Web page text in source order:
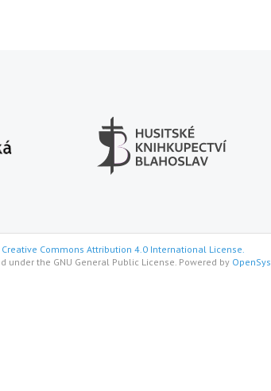
Creative Commons Attribution 4.0 International License.
under the GNU General Public License. Powered by OpenSys